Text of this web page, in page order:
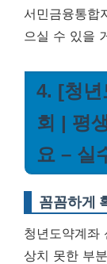
서민금융통합
으실 수 있을
4. [청년
회 | 평
요 – 실
꼼꼼하게
청년도약계좌
상치 못한 부